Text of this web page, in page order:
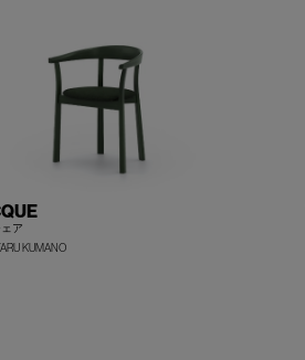
ア
KUMANO